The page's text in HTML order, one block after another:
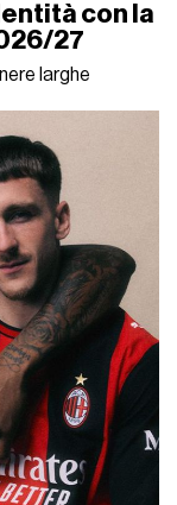
con la
27
larghe